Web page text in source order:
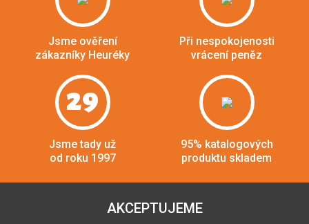
Jsme ověření
zákazníky Heuréky
Při nespokojenosti
vrácení peněz
29
Jsme tady už
od roku 1997
95% katalogových
produktu skladem
AKCEPTUJEME